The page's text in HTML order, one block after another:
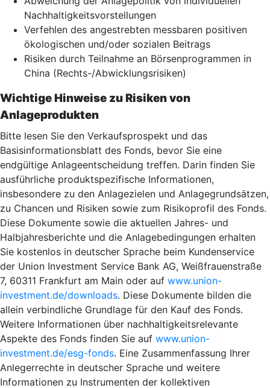
Nachhaltigkeitsvorstellungen
Verfehlen des angestrebten messbaren positiven
ökologischen und/oder sozialen Beitrags
Risiken durch Teilnahme an Börsenprogrammen in
China (Rechts-/Abwicklungsrisiken)
Wichtige Hinweise zu Risiken von
Anlageprodukten
Bitte lesen Sie den Verkaufsprospekt und das
Basisinformationsblatt des Fonds, bevor Sie eine
endgültige Anlageentscheidung treffen. Darin finden Sie
ausführliche produktspezifische Informationen,
insbesondere zu den Anlagezielen und Anlagegrundsätzen,
zu Chancen und Risiken sowie zum Risikoprofil des Fonds.
Diese Dokumente sowie die aktuellen Jahres- und
Halbjahresberichte und die Anlagebedingungen erhalten
Sie kostenlos in deutscher Sprache beim Kundenservice
der Union Investment Service Bank AG, Weißfrauenstraße
7, 60311 Frankfurt am Main oder auf www.union-
investment.de/downloads. Diese Dokumente bilden die
allein verbindliche Grundlage für den Kauf des Fonds.
Weitere Informationen über nachhaltigkeitsrelevante
Aspekte des Fonds finden Sie auf www.union-
investment.de/esg-fonds. Eine Zusammenfassung Ihrer
Anlegerrechte in deutscher Sprache und weitere
Informationen zu Instrumenten der kollektiven